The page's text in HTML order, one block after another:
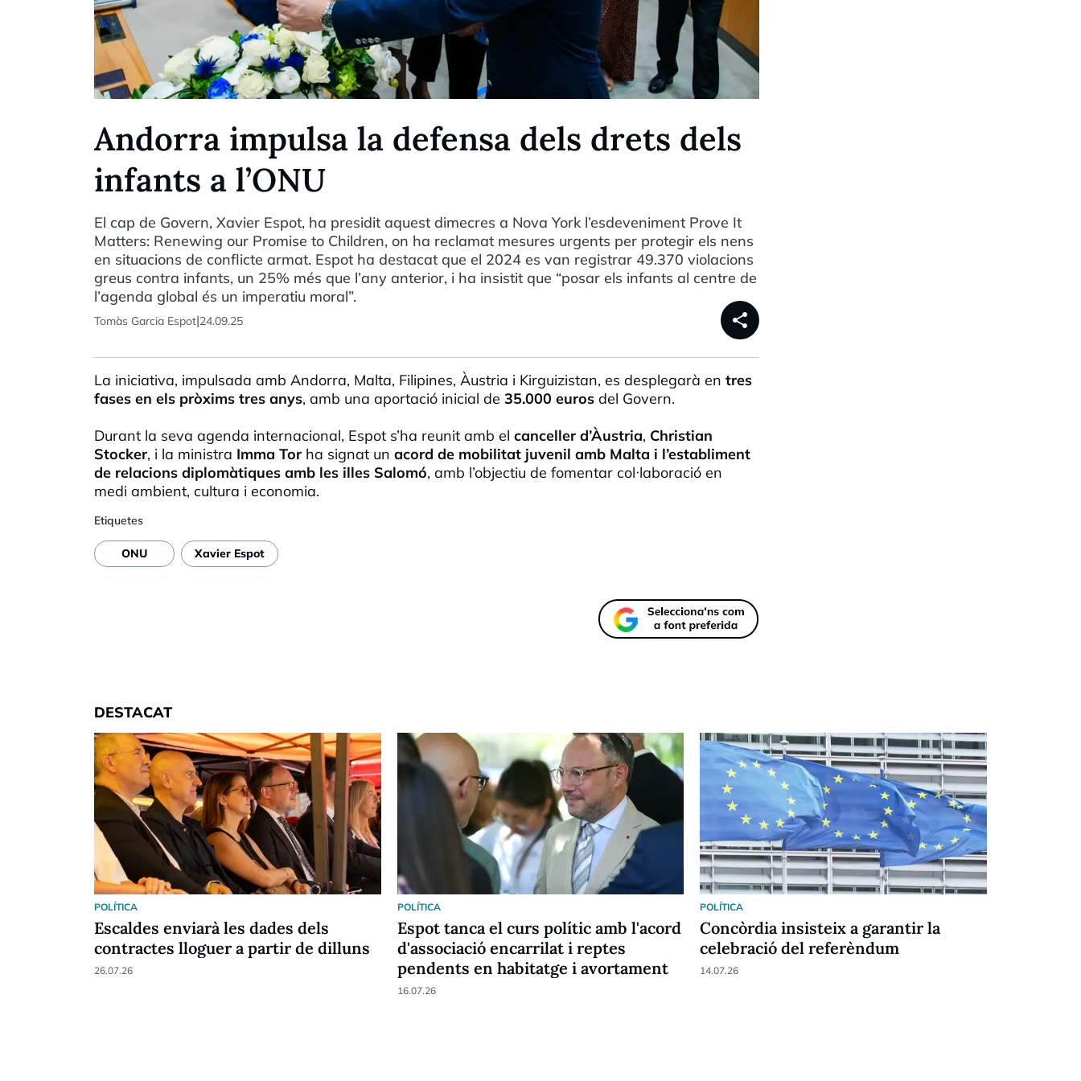
Andorra impulsa la defensa dels drets dels
infants a l’ONU
El cap de Govern, Xavier Espot, ha presidit aquest dimecres a Nova York l’esdeveniment Prove It
Matters: Renewing our Promise to Children, on ha reclamat mesures urgents per protegir els nens
en situacions de conflicte armat. Espot ha destacat que el 2024 es van registrar 49.370 violacions
greus contra infants, un 25% més que l’any anterior, i ha insistit que “posar els infants al centre de
l’agenda global és un imperatiu moral”.
Tomàs Garcia Espot|24.09.25 share
La iniciativa, impulsada amb Andorra, Malta, Filipines, Àustria i Kirguizistan, es desplegarà en tres
fases en els pròxims tres anys, amb una aportació inicial de 35.000 euros del Govern.
Durant la seva agenda internacional, Espot s’ha reunit amb el canceller d’Àustria, Christian
Stocker, i la ministra Imma Tor ha signat un acord de mobilitat juvenil amb Malta i l’establiment
de relacions diplomàtiques amb les illes Salomó, amb l’objectiu de fomentar col·laboració en
medi ambient, cultura i economia.
Etiquetes
ONU Xavier Espot
DESTACAT
POLÍTICA
Escaldes enviarà les dades dels
contractes lloguer a partir de dilluns
26.07.26
POLÍTICA
Espot tanca el curs polític amb l'acord
d'associació encarrilat i reptes
pendents en habitatge i avortament
16.07.26
POLÍTICA
Concòrdia insisteix a garantir la
celebració del referèndum
14.07.26